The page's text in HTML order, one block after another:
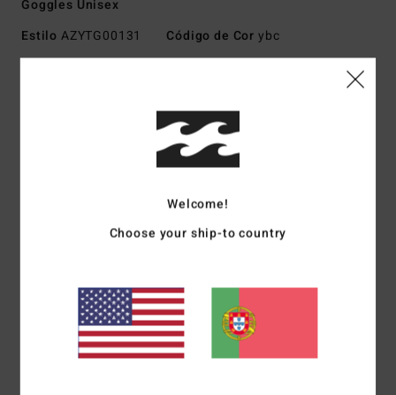
Goggles Unisex
Estilo AZYTG00131 Código de Cor ybc
Polyurethane polycarbonate polyester rubber
100% UV protection
Glaricade Anti-fog and Hard-coated lens
Thermo-polyurethane injection moulded frame
Dual adjustable strap
Other Features: Maximum peripheral vision
Helmet compatible
Dual sleeve microfiber bag
Welcome!
Choose your ship-to country